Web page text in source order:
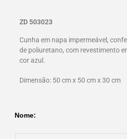
ZD 503023
Cunha em napa impermeável,
de poliuretano, com revestimento
cor azul.
Dimensão: 50 cm x 50 cm x 30 cm
Nome: